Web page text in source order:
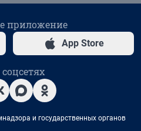
приложение
App Store
и государственных органов